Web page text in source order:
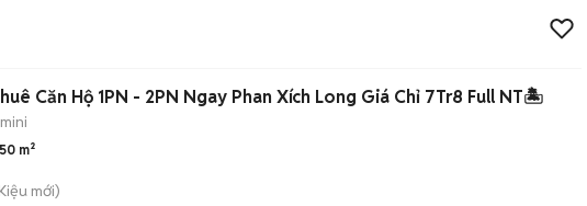
Căn Hộ 1PN - 2PN Ngay Phan Xích Long Giá Chỉ 7Tr8 Full NT🏝️
50 m²
mới)